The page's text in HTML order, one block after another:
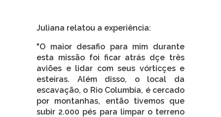
Juliana relatou a experiência:
"O maior desafio para mim durante
esta missão foi ficar atrás dçe três
aviões e lidar com seus vórticçes e
esteiras. Além disso, o local da
escavação, o Rio Columbia, é cercado
por montanhas, então tivemos que
subir 2.000 pés para limpar o terreno